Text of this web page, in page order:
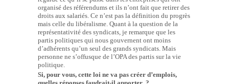
organisé des référendums et ils n’ont fait que retirer des
droits aux salariés. Ce n’est pas la définition du progrès
mais celle du libéralisme. Quant à la question de la
représentativité des syndicats, je remarque que les
partis politiques qui nous gouvernent ont moins
d’adhérents qu’un seul des grands syndicats. Mais
personne ne s’offusque de l’OPA des partis sur la vie
politique.
Si, pour vous, cette loi ne va pas créer d’emplois,